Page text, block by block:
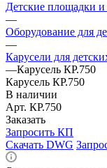
Детские площадки и
—
Оборудование для
—
Карусели для
—Карусель КР.750
Карусель КР.750
В наличии
Арт. КР.750
Заказать
Запросить КП
Скачать DWG